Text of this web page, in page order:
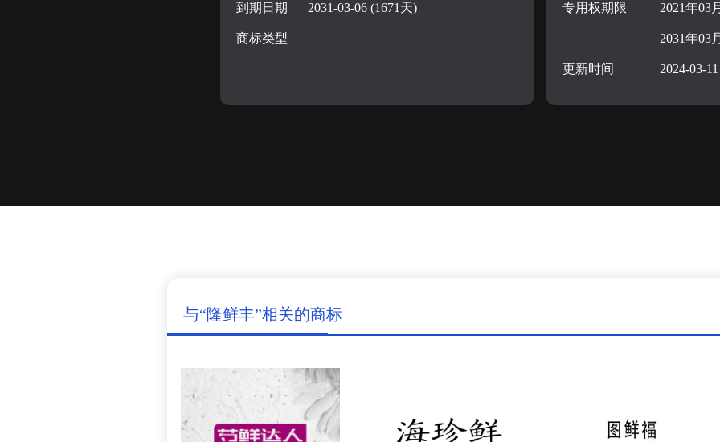
到期日期 2031-03-06 (1671天)
商标类型
专用权期限 2021年03
2031年03
更新时间 2024-03-11
与“隆鲜丰”相关的商标